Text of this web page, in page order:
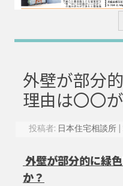
外壁が部分
理由は〇〇
投稿者: 日本住宅相談所
外壁が部分的に緑
か？